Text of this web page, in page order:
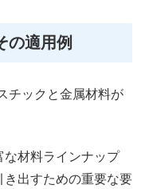
の適用例
チックと金属材料が
な材料ラインナップ
出すための重要な要